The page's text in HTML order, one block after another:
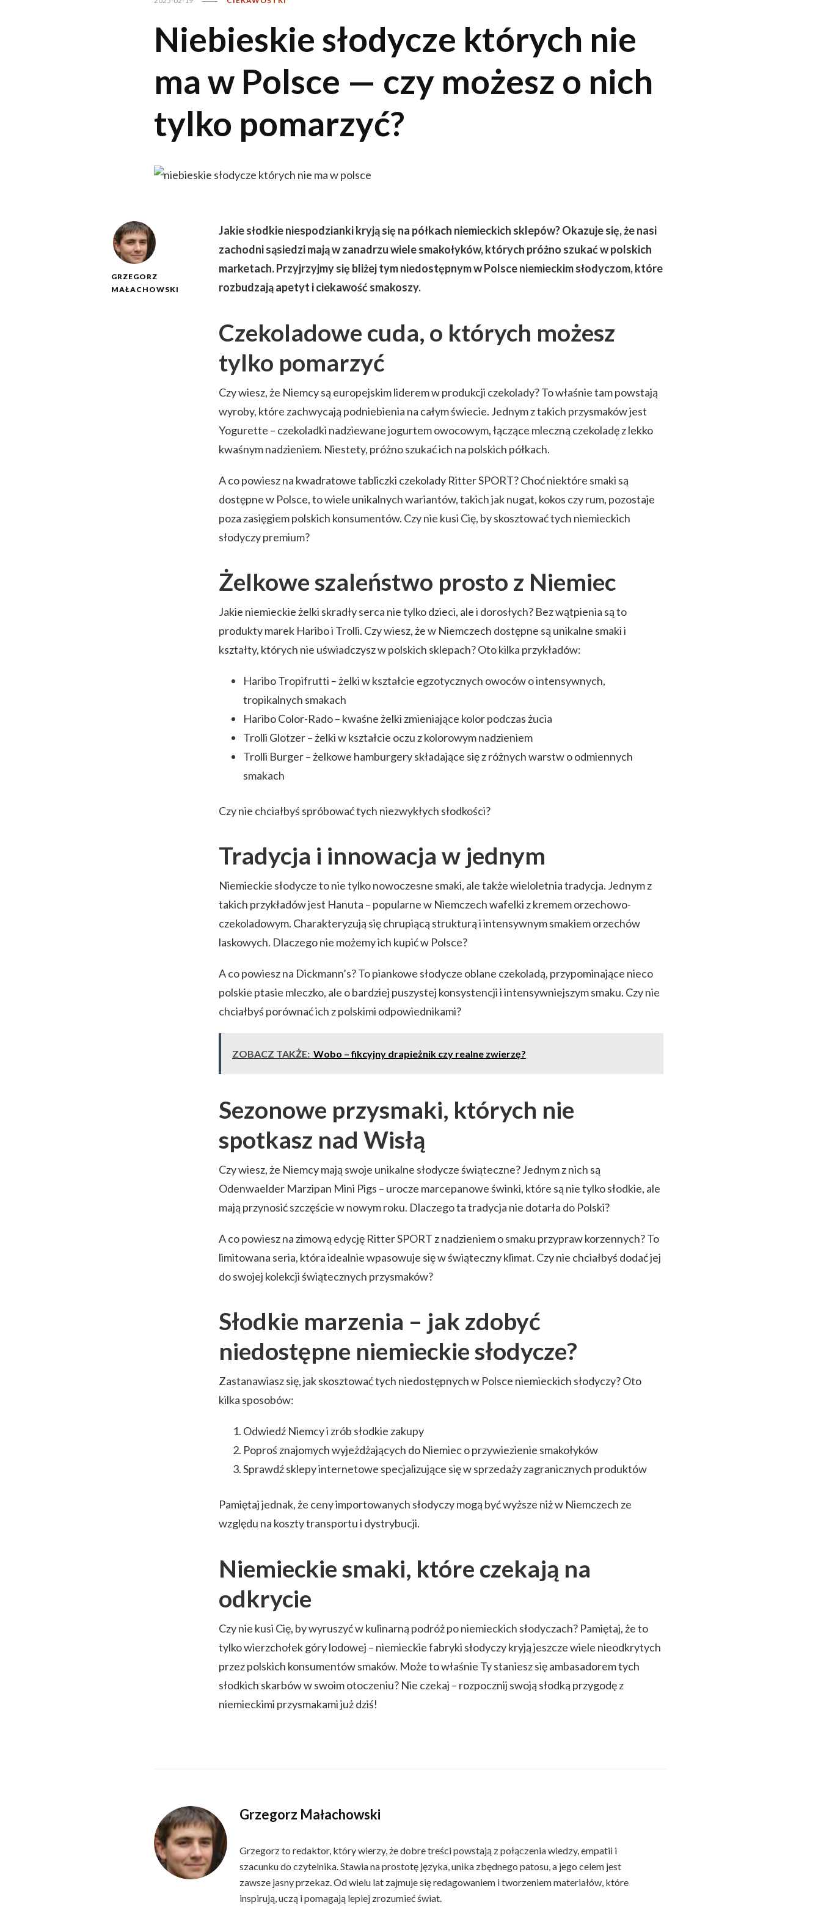
Niebieskie słodycze których nie
ma w Polsce — czy możesz o nich
tylko pomarzyć?
GRZEGORZ
MAŁACHOWSKI
Jakie słodkie niespodzianki kryją się na półkach niemieckich sklepów? Okazuje się, że nasi
zachodni sąsiedzi mają w zanadrzu wiele smakołyków, których próżno szukać w polskich
marketach. Przyjrzyjmy się bliżej tym niedostępnym w Polsce niemieckim słodyczom, które
rozbudzają apetyt i ciekawość smakoszy.
Czekoladowe cuda, o których możesz
tylko pomarzyć
Czy wiesz, że Niemcy są europejskim liderem w produkcji czekolady? To właśnie tam powstają
wyroby, które zachwycają podniebienia na całym świecie. Jednym z takich przysmaków jest
Yogurette – czekoladki nadziewane jogurtem owocowym, łączące mleczną czekoladę z lekko
kwaśnym nadzieniem. Niestety, próżno szukać ich na polskich półkach.
A co powiesz na kwadratowe tabliczki czekolady Ritter SPORT? Choć niektóre smaki są
dostępne w Polsce, to wiele unikalnych wariantów, takich jak nugat, kokos czy rum, pozostaje
poza zasięgiem polskich konsumentów. Czy nie kusi Cię, by skosztować tych niemieckich
słodyczy premium?
Żelkowe szaleństwo prosto z Niemiec
Jakie niemieckie żelki skradły serca nie tylko dzieci, ale i dorosłych? Bez wątpienia są to
produkty marek Haribo i Trolli. Czy wiesz, że w Niemczech dostępne są unikalne smaki i
kształty, których nie uświadczysz w polskich sklepach? Oto kilka przykładów:
Haribo Tropifrutti – żelki w kształcie egzotycznych owoców o intensywnych,
tropikalnych smakach
Haribo Color-Rado – kwaśne żelki zmieniające kolor podczas żucia
Trolli Glotzer – żelki w kształcie oczu z kolorowym nadzieniem
Trolli Burger – żelkowe hamburgery składające się z różnych warstw o odmiennych
smakach
Czy nie chciałbyś spróbować tych niezwykłych słodkości?
Tradycja i innowacja w jednym
Niemieckie słodycze to nie tylko nowoczesne smaki, ale także wieloletnia tradycja. Jednym z
takich przykładów jest Hanuta – popularne w Niemczech wafelki z kremem orzechowo-
czekoladowym. Charakteryzują się chrupiącą strukturą i intensywnym smakiem orzechów
laskowych. Dlaczego nie możemy ich kupić w Polsce?
A co powiesz na Dickmann’s? To piankowe słodycze oblane czekoladą, przypominające nieco
polskie ptasie mleczko, ale o bardziej puszystej konsystencji i intensywniejszym smaku. Czy nie
chciałbyś porównać ich z polskimi odpowiednikami?
ZOBACZ TAKŻE: Wobo – fikcyjny drapieżnik czy realne zwierzę?
Sezonowe przysmaki, których nie
spotkasz nad Wisłą
Czy wiesz, że Niemcy mają swoje unikalne słodycze świąteczne? Jednym z nich są
Odenwaelder Marzipan Mini Pigs – urocze marcepanowe świnki, które są nie tylko słodkie, ale
mają przynosić szczęście w nowym roku. Dlaczego ta tradycja nie dotarła do Polski?
A co powiesz na zimową edycję Ritter SPORT z nadzieniem o smaku przypraw korzennych? To
limitowana seria, która idealnie wpasowuje się w świąteczny klimat. Czy nie chciałbyś dodać jej
do swojej kolekcji świątecznych przysmaków?
Słodkie marzenia – jak zdobyć
niedostępne niemieckie słodycze?
Zastanawiasz się, jak skosztować tych niedostępnych w Polsce niemieckich słodyczy? Oto
kilka sposobów:
Odwiedź Niemcy i zrób słodkie zakupy
Poproś znajomych wyjeżdżających do Niemiec o przywiezienie smakołyków
Sprawdź sklepy internetowe specjalizujące się w sprzedaży zagranicznych produktów
Pamiętaj jednak, że ceny importowanych słodyczy mogą być wyższe niż w Niemczech ze
względu na koszty transportu i dystrybucji.
Niemieckie smaki, które czekają na
odkrycie
Czy nie kusi Cię, by wyruszyć w kulinarną podróż po niemieckich słodyczach? Pamiętaj, że to
tylko wierzchołek góry lodowej – niemieckie fabryki słodyczy kryją jeszcze wiele nieodkrytych
przez polskich konsumentów smaków. Może to właśnie Ty staniesz się ambasadorem tych
słodkich skarbów w swoim otoczeniu? Nie czekaj – rozpocznij swoją słodką przygodę z
niemieckimi przysmakami już dziś!
Grzegorz Małachowski
Grzegorz to redaktor, który wierzy, że dobre treści powstają z połączenia wiedzy, empatii i
szacunku do czytelnika. Stawia na prostotę języka, unika zbędnego patosu, a jego celem jest
zawsze jasny przekaz. Od wielu lat zajmuje się redagowaniem i tworzeniem materiałów, które
inspirują, uczą i pomagają lepiej zrozumieć świat.